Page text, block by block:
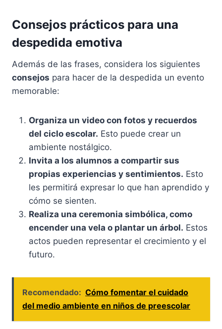
Consejos prácticos para una
despedida emotiva
Además de las frases, considera los siguientes
consejos para hacer de la despedida un evento
memorable:
Organiza un video con fotos y recuerdos
del ciclo escolar. Esto puede crear un
ambiente nostálgico.
Invita a los alumnos a compartir sus
propias experiencias y sentimientos. Esto
les permitirá expresar lo que han aprendido y
cómo se sienten.
Realiza una ceremonia simbólica, como
encender una vela o plantar un árbol. Estos
actos pueden representar el crecimiento y el
futuro.
Recomendado: Cómo fomentar el cuidado
del medio ambiente en niños de preescolar